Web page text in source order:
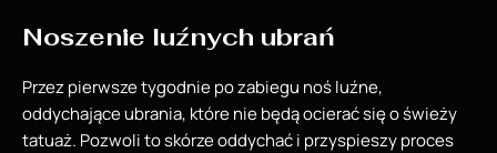
Noszenie luźnych ubrań
Przez pierwsze tygodnie po zabiegu noś luźne,
oddychające ubrania, które nie będą ocierać się o świeży
tatuaż. Pozwoli to skórze oddychać i przyspieszy proces